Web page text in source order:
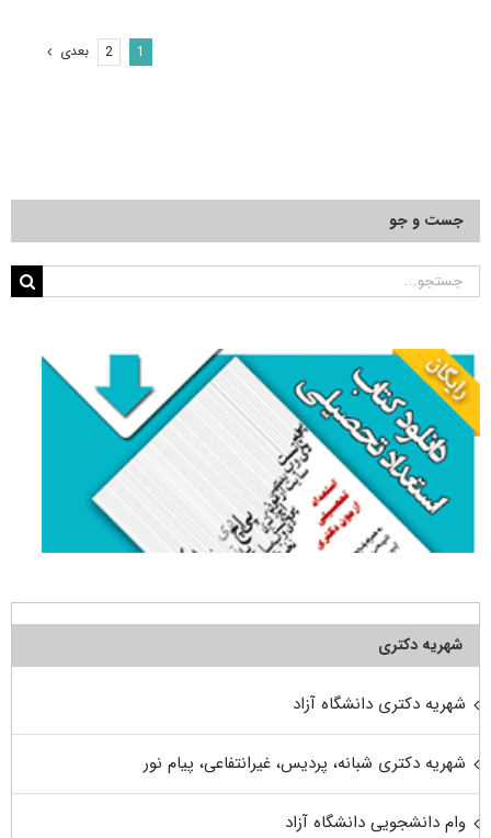
1
2 بعدی
جست و جو
جستجو
شهریه دکتری
شهریه دکتری دانشگاه آزاد
شهریه دکتری شبانه، پردیس، غیرانتفاعی، پیام نور
وام دانشجویی دانشگاه آزاد